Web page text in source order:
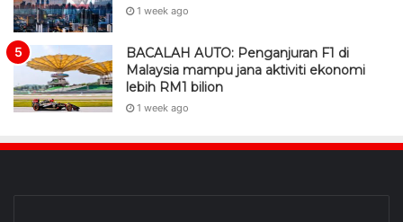
1 week ago
BACALAH AUTO: Penganjuran F1 di
Malaysia mampu jana aktiviti ekonomi
lebih RM1 bilion
1 week ago